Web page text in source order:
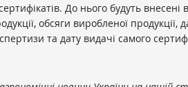
До нього будуть внесені
обсяги виробленої продукції,
та дату видачі самого